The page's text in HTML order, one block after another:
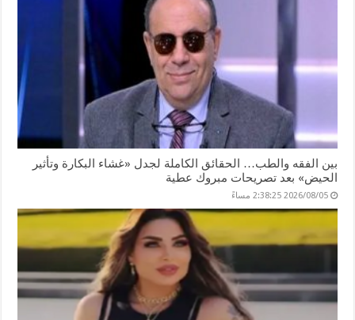
بين الفقه والطب… الحقائق الكاملة لجدل «غشاء البكارة وتأثير
الحيض» بعد تصريحات مبروك عطية
2026/08/05 2:38:25 مساءً